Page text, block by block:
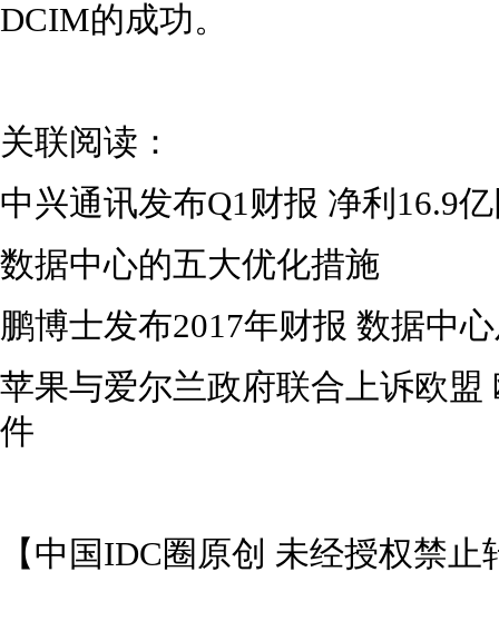
DCIM的成功。
关联阅读：
中兴通讯发布Q1财报 净利16.9
数据中心的五大优化措施
鹏博士发布2017年财报 数据中
苹果与爱尔兰政府联合上诉欧
件
【中国IDC圈原创 未经授权禁止